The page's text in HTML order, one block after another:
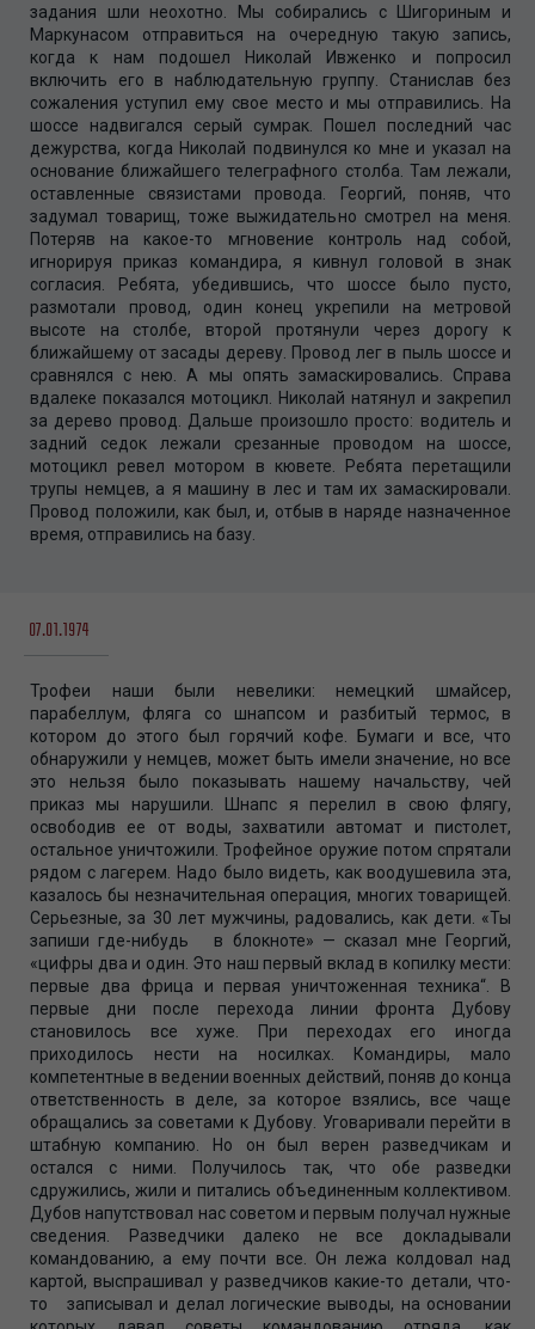
задания шли неохотно. Мы собирались с Шигориным и
Маркунасом отправиться на очередную такую запись,
когда к нам подошел Николай Ивженко и попросил
включить его в наблюдательную группу. Станислав без
сожаления уступил ему свое место и мы отправились. На
шоссе надвигался серый сумрак. Пошел последний час
дежурства, когда Николай подвинулся ко мне и указал на
основание ближайшего телеграфного столба. Там лежали,
оставленные связистами провода. Георгий, поняв, что
задумал товарищ, тоже выжидательно смотрел на меня.
Потеряв на какое-то мгновение контроль над собой,
игнорируя приказ командира, я кивнул головой в знак
согласия. Ребята, убедившись, что шоссе было пусто,
размотали провод, один конец укрепили на метровой
высоте на столбе, второй протянули через дорогу к
ближайшему от засады дереву. Провод лег в пыль шоссе и
сравнялся с нею. А мы опять замаскировались. Справа
вдалеке показался мотоцикл. Николай натянул и закрепил
за дерево провод. Дальше произошло просто: водитель и
задний седок лежали срезанные проводом на шоссе,
мотоцикл ревел мотором в кювете. Ребята перетащили
трупы немцев, а я машину в лес и там их замаскировали.
Провод положили, как был, и, отбыв в наряде назначенное
время, отправились на базу.
07.01.1974
Трофеи наши были невелики: немецкий шмайсер,
парабеллум, фляга со шнапсом и разбитый термос, в
котором до этого был горячий кофе. Бумаги и все, что
обнаружили у немцев, может быть имели значение, но все
это нельзя было показывать нашему начальству, чей
приказ мы нарушили. Шнапс я перелил в свою флягу,
освободив ее от воды, захватили автомат и пистолет,
остальное уничтожили. Трофейное оружие потом спрятали
рядом с лагерем. Надо было видеть, как воодушевила эта,
казалось бы незначительная операция, многих товарищей.
Серьезные, за 30 лет мужчины, радовались, как дети. «Ты
запиши где-нибудь в блокноте» — сказал мне Георгий,
«цифры два и один. Это наш первый вклад в копилку мести:
первые два фрица и первая уничтоженная техника“. В
первые дни после перехода линии фронта Дубову
становилось все хуже. При переходах его иногда
приходилось нести на носилках. Командиры, мало
компетентные в ведении военных действий, поняв до конца
ответственность в деле, за которое взялись, все чаще
обращались за советами к Дубову. Уговаривали перейти в
штабную компанию. Но он был верен разведчикам и
остался с ними. Получилось так, что обе разведки
сдружились, жили и питались объединенным коллективом.
Дубов напутствовал нас советом и первым получал нужные
сведения. Разведчики далеко не все докладывали
командованию, а ему почти все. Он лежа колдовал над
картой, выспрашивал у разведчиков какие-то детали, что-
то записывал и делал логические выводы, на основании